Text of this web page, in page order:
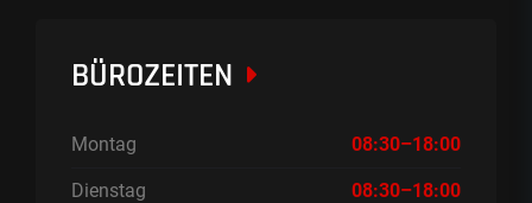
BÜROZEITEN
Montag 08:30–18:00
Dienstag 08:30–18:00